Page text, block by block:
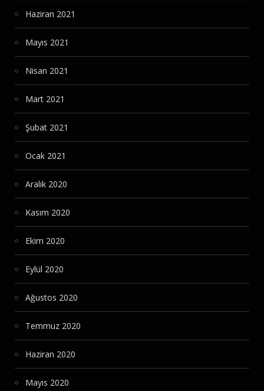
Haziran 2021
Mayıs 2021
Nisan 2021
Mart 2021
Şubat 2021
Ocak 2021
Aralık 2020
Kasım 2020
Ekim 2020
Eylül 2020
Ağustos 2020
Temmuz 2020
Haziran 2020
Mayıs 2020